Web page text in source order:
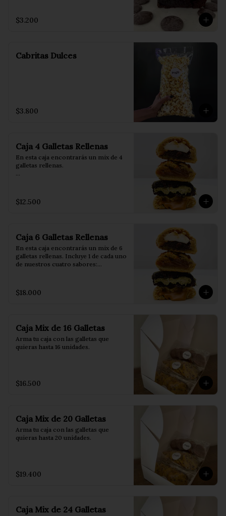
$3.200
Cabritas Dulces
$3.800
Caja 4 Galletas Rellenas
En esta caja encontrarás un mix de 4
galletas rellenas.
💚 Dubai: rellena con pistacho y
crema.
🧡 Manjar: rellena con manjar.
Para disfrutarlas al máximo:
$12.500
Caja 6 Galletas Rellenas
En esta caja encontrarás un mix de 6
galletas rellenas. Incluye 1 de cada uno
de nuestros cuatro sabores:
auténtico kadayif.
🤎 Lotus: rellena con Lotus Biscoff.
Además, recibirás 2 galletas
adicionales elegidas al azar, según el
stock y la disponibilidad del día.
horno o 15 segundos en el
recipiente hermético para mantener
su frescura por más tiempo.
$18.000
Caja Mix de 16 Galletas
Arma tu caja con las galletas que
quieras hasta 16 unidades.
$16.500
Caja Mix de 20 Galletas
Arma tu caja con las galletas que
quieras hasta 20 unidades.
$19.400
Caja Mix de 24 Galletas